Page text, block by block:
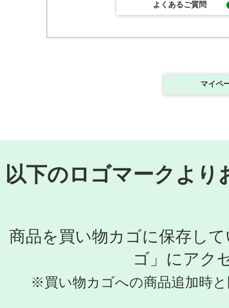
よくあるご質問
マイペ
以下のロゴマークより
商品を買い物カゴに保存し
ゴ」にアク
※買い物カゴへの商品追加時